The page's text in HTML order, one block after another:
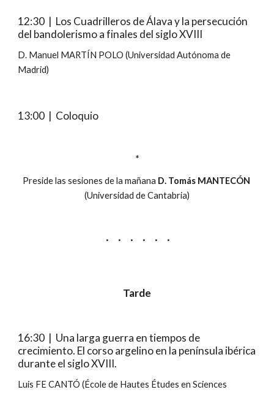
12:30  |  Los Cuadrilleros de Álava y la persecución
del bandolerismo a finales del siglo XVIII
D. Manuel MARTÍN POLO (Universidad Autónoma de
Madrid)
13:00  |  Coloquio
*
Preside las sesiones de la mañana D. Tomás MANTECÓN
(Universidad de Cantabria)
·     ·     ·     ·     ·     ·
Tarde
16:30  |  Una larga guerra en tiempos de
crecimiento. El corso argelino en la península ibérica
durante el siglo XVIII.
Luis FE CANTÓ (École de Hautes Études en Sciences